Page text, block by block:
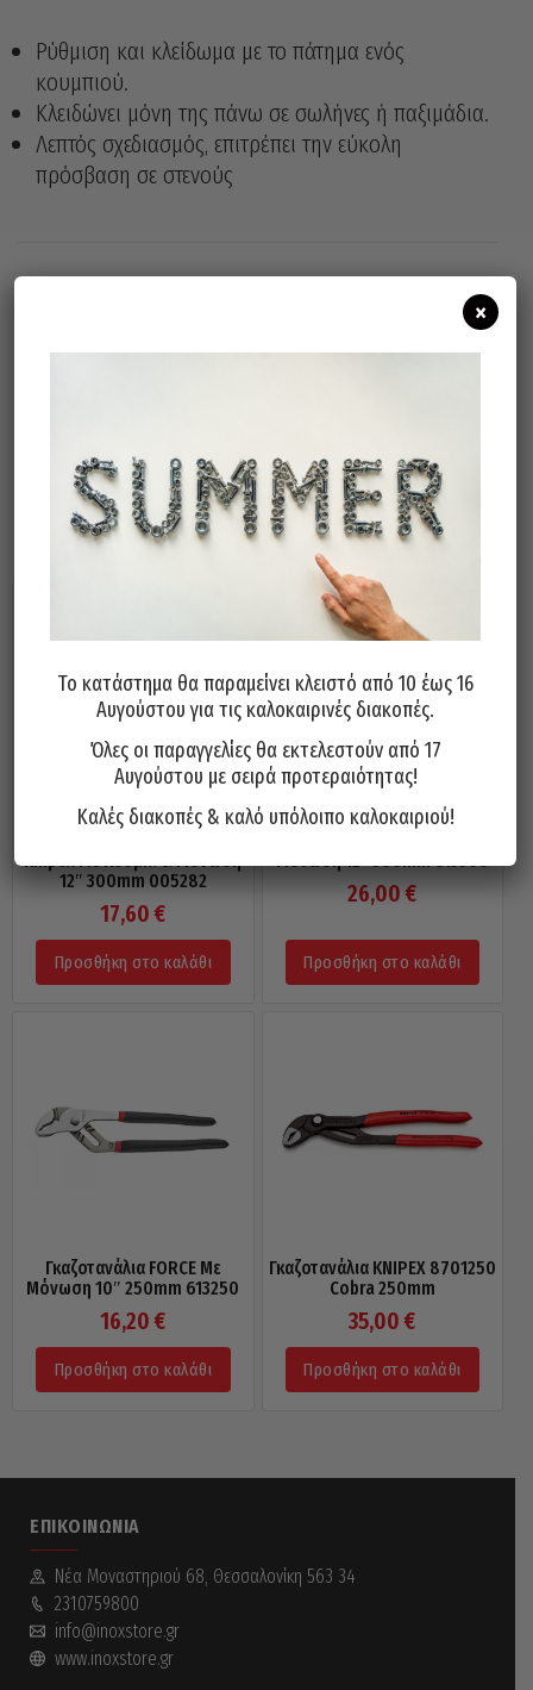
Ρύθμιση και κλείδωμα με το πάτημα ενός
κουμπιού.
Κλειδώνει μόνη της πάνω σε σωλήνες ή παξιμάδια.
Λεπτός σχεδιασμός, επιτρέπει την εύκολη
πρόσβαση σε στενούς
Σχετικά προϊόντα
12″ 300mm 005282
17,60€
Προσθήκη στο καλάθι
26,00€
Προσθήκη στο καλάθι
Γκαζοτανάλια FORCE Με
Μόνωση 10″ 250mm 613250
16,20€
Προσθήκη στο καλάθι
Γκαζοτανάλια KNIPEX 8701250
Cobra 250mm
35,00€
Προσθήκη στο καλάθι
ΕΠΙΚΟΙΝΩΝΊΑ
Νέα Mοναστηριού 68, Θεσσαλονίκη 563 34
2310759800
info@inoxstore.gr
www.inoxstore.gr
Το κατάστημα θα παραμείνει κλειστό από 10 έως 16
Αυγούστου για τις καλοκαιρινές διακοπές.
Όλες οι παραγγελίες θα εκτελεστούν από 17
Αυγούστου με σειρά προτεραιότητας!
Καλές διακοπές & καλό υπόλοιπο καλοκαιριού!
×